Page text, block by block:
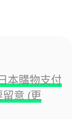
本購物支付
意 (更